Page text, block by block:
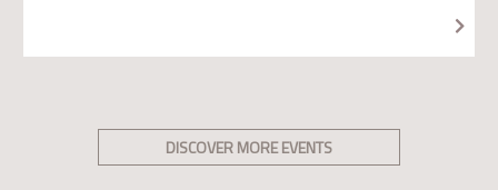
DISCOVER MORE EVENTS